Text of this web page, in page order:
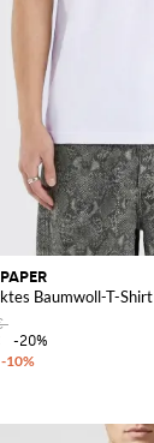
Baumwoll-T-Shirt
-20%